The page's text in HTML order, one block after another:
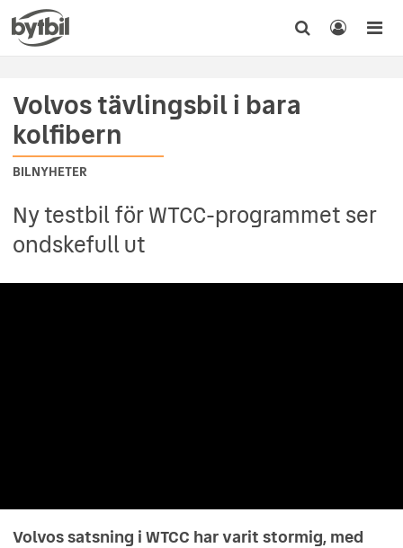
Volvos tävlingsbil i bara
kolfibern
BILNYHETER
Ny testbil för WTCC-programmet ser
ondskefull ut
Volvos satsning i WTCC har varit stormig, med